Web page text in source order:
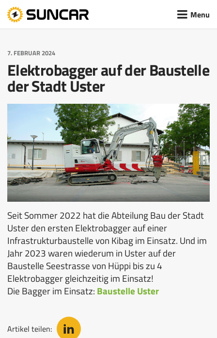
Menu
7. FEBRUAR 2024
Elektrobagger auf der Baustelle
der Stadt Uster
Seit Sommer 2022 hat die Abteilung Bau der Stadt
Uster den ersten Elektrobagger auf einer
Infrastrukturbaustelle von Kibag im Einsatz. Und im
Jahr 2023 waren wiederum in Uster auf der
Baustelle Seestrasse von Hüppi bis zu 4
Elektrobagger gleichzeitig im Einsatz!
Die Bagger im Einsatz: Baustelle Uster
Artikel teilen:
SYSTEMAUSLEGUNG
ELEKTRISCHE ENTWICKLUNG
MECHANISCHE & THERMISCHE
ENTWICKLUNG
SOFTWARE ENTWICKLUNG
PROTOTYPENBAU & PRODUKTION
DOKUMENTATION & ZERTIFIZIERUNG
DC-SCHNELLLADESCHNITTSTELLE
REMOTE SYSTEM
BAGGERASSISTENZSYSTEM
AKTUELLES
KARRIERE